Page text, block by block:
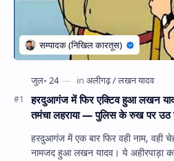
हरदुआगंज में फिर एक्टिव हुआ लखन
तमंचा लहराया — पुलिस के
हरदुआगंज में एक बार फिर वही नाम, वही
नामजद हुआ लखन यादव। ये अहीरपाड़ा का वहीं लखन यादव है जिसे 12 दिन